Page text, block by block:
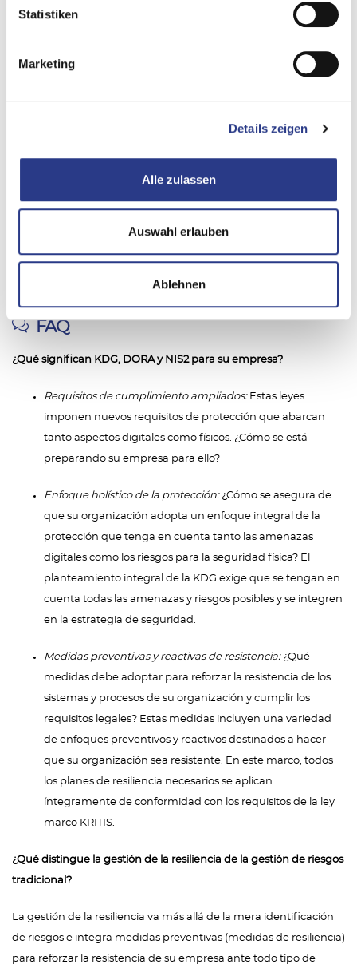
Statistiken
Marketing
Details zeigen
Alle zulassen
Auswahl erlauben
Ablehnen
Nuestro asesoramiento
precisión a sus necesidades, perfiles de riesgo y objetivos
Con un conocimiento exhaustivo
su gestión de la resiliencia preparada para el futuro. En
este sentido, son especialmente importantes la Ley
Paraguas KRITIS, la Ley de Resiliencia Operativa Digital y la
FAQ
¿Qué significan KDG, DORA y NIS2 para su empresa?
Requisitos de cumplimiento ampliados:Estas leyes
imponen nuevos requisitos de protección que abarcan
tanto aspectos digitales como físicos. ¿Cómo se está
preparando su empresa para ello?
Enfoque holístico de la protección:¿Cómo se asegura de
que su organización adopta un enfoque integral de la
protección que tenga en cuenta tanto las amenazas
digitales como los riesgos para la seguridad física? El
planteamiento integral de la KDG exige que se tengan en
cuenta todas las amenazas y riesgos posibles y se integren
en la estrategia de seguridad.
Medidas preventivas y reactivas de resistencia:¿Qué
medidas debe adoptar para reforzar la resistencia de los
sistemas y procesos de su organización y cumplir los
requisitos legales? Estas medidas incluyen una variedad
de enfoques preventivos y reactivos destinados a hacer
que su organización sea resistente. En este marco, todos
los planes de resiliencia necesarios se aplican
íntegramente de conformidad con los requisitos de la ley
marco KRITIS.
¿Qué distingue la gestión de la resiliencia de la gestión de riesgos
tradicional?
La gestión de la resiliencia va más allá de la mera identificación
de riesgos e integra medidas preventivas (medidas de resiliencia)
para reforzar la resistencia de su empresa ante todo tipo de